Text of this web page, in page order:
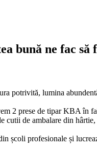
bună ne fac să
potrivită, lumina
2 prese de tipar KBA în
cutii de ambalare din
școli profesionale și